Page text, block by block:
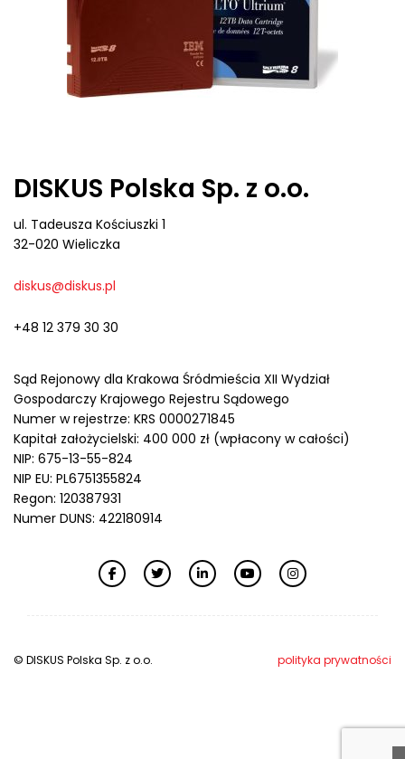
DISKUS Polska Sp. z o.o.
ul. Tadeusza Kościuszki 1
32-020 Wieliczka
diskus@diskus.pl
+48 12 379 30 30
Sąd Rejonowy dla Krakowa Śródmieścia XII Wydział
Gospodarczy Krajowego Rejestru Sądowego
Numer w rejestrze: KRS 0000271845
Kapitał założycielski: 400 000 zł (wpłacony w całości)
NIP: 675-13-55-824
NIP EU: PL6751355824
Regon: 120387931
Numer DUNS: 422180914
© DISKUS Polska Sp. z o.o. polityka prywatności